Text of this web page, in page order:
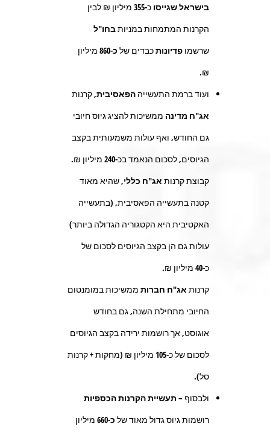
בישראל שגייסו כ-355 מיליון ₪ לבין
הקרנות המתמחות במניותבחו"ל
שרשמו פדיונותכבדים של כ-860
מיליון
₪.
ועוד ברמת התעשייה הפאסיבית, קרנות
אג"ח מדינה ממשיכות להציג גיוס חיובי
גם החודש, ואף עולות משמעותית בקצב
הגיוסים, לסכום הנאמד בכ-240 מיליון ₪.
קבוצת קרנות אג"ח כללי, שהיא מאוד
קטנה בתעשייה הפאסיבית, (בתעשייה
האקטיבית היא הקטגוריה הגדולה ביותר)
עולות גם הן בקצב הגיוסים לסכום של
כ-40 מיליון ₪.
קרנות אג"ח חברות ממשיכות במומנטום
החיובי מתחילת השנה, גם בחודש
אוגוסט, אך רושמות ירידה בקצב הגיוסים
לסכום של כ-105 מיליון ₪ (מחקות + קרנות
סל).
ולבסוף – תעשיית הקרנות הכספיות
רושמות גיוס גדול מאוד של כ-660
מיליון